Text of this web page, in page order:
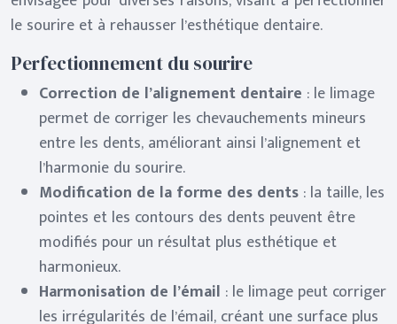
le sourire et à rehausser l’esthétique dentaire.
Perfectionnement du sourire
Correction de l’alignement dentaire : le limage
permet de corriger les chevauchements mineurs
entre les dents, améliorant ainsi l’alignement et
l’harmonie du sourire.
Modification de la forme des dents : la taille, les
pointes et les contours des dents peuvent être
modifiés pour un résultat plus esthétique et
harmonieux.
Harmonisation de l’émail : le limage peut corriger
les irrégularités de l’émail, créant une surface plus